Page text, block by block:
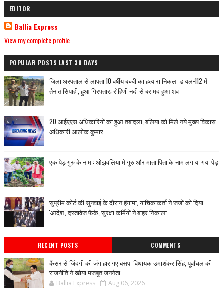
EDITOR
Ballia Express
View my complete profile
POPULAR POSTS LAST 30 DAYS
जिला अस्पताल से लापता 10 वर्षीय बच्ची का हत्यारा निकला डायल-112 में
तैनात सिपाही, हुआ गिरफ्तार; रोहिणी नदी से बरामद हुआ शव
20 आईएएस अधिकारियों का हुआ तबादला, बलिया को मिले नये मुख्य विकास
अधिकारी आलोक कुमार
एक पेड़ गुरु के नाम : ओझवलिया मे गुरु और माता पिता के नाम लगाया गया पेड़
सुप्रीम कोर्ट की सुनवाई के दौरान हंगामा, याचिकाकर्ता ने जजों को दिया
'आदेश', दस्तावेज फेंके, सुरक्षा कर्मियों ने बाहर निकाला
RECENT POSTS COMMENTS
कैंसर से जिंदगी की जंग हार गए बसपा विधायक उमाशंकर सिंह, पूर्वांचल की
राजनीति ने खोया मजबूत जननेता
Ballia Express Aug 06, 2026